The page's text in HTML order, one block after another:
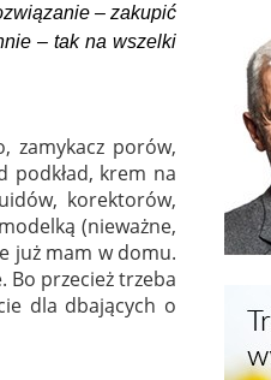
– zakupić
– tak na wszelki
zamykacz porów,
podkład, krem na
korektorów,
(nieważne,
już mam w domu.
Bo przecież trzeba
dla dbających o